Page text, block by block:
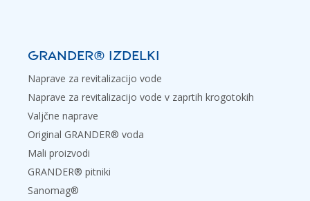
GRANDER® IZDELKI
Naprave za revitalizacijo vode
Naprave za revitalizacijo vode v zaprtih krogotokih
Valjčne naprave
Original GRANDER® voda
Mali proizvodi
GRANDER® pitniki
Sanomag®